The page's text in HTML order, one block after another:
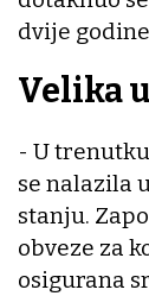
dvije
Velika
- U
se nalazila
stanju.
obveze za
osigurana